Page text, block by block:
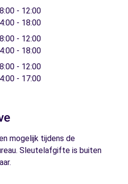
- 12:00
- 18:00
- 12:00
- 18:00
- 12:00
- 17:00
mogelijk tijdens de
Sleutelafgifte is buiten